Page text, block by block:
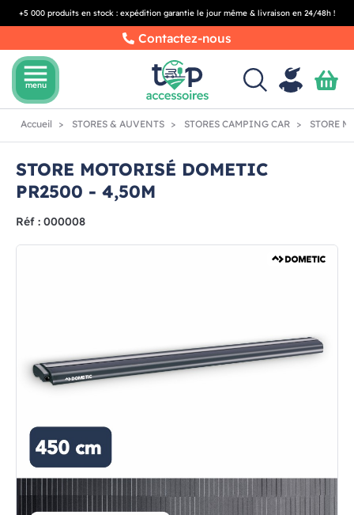
+5 000 produits en stock : expédition garantie le jour même & livraison en 24/48h !
Contactez-nous
menu
menu
Accueil STORES & AUVENTS STORES CAMPING CAR STORE
STORE MOTORISÉ DOMETIC
PR2500 - 4,50M
Réf : 000008